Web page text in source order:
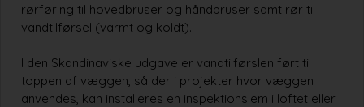
rørføring til hovedbruser og håndbruser samt rør til
vandtilførsel (varmt og koldt).
I den Skandinaviske udgave er vandtilførslen ført til
toppen af væggen, så der i projekter hvor væggen
anvendes, kan installeres en inspektionslem i loftet eller